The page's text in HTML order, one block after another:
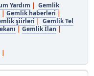
Yardım | Gemlik
Gemlik haberleri |
şiirleri | Gemlik Tel
| Gemlik İlan |
|